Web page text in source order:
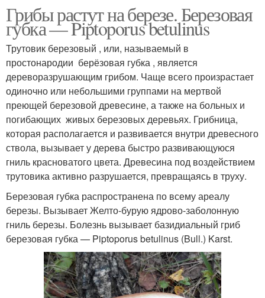
Грибы растут на березе. Березовая
губка — Piptoporus betulinus
Трутовик березовый , или, называемый в
простонародии берёзовая губка , является
дереворазрушающим грибом. Чаще всего произрастает
одиночно или небольшими группами на мертвой
преющей березовой древесине, а также на больных и
погибающих живых березовых деревьях. Грибница,
которая располагается и развивается внутри древесного
ствола, вызывает у дерева быстро развивающуюся
гниль красноватого цвета. Древесина под воздействием
трутовика активно разрушается, превращаясь в труху.
Березовая губка распространена по всему ареалу
березы. Вызывает Желто-бурую ядрово-заболонную
гниль березы. Болезнь вызывает базидиальный гриб
березовая губка — Piptoporus betulinus (Bull.) Karst.